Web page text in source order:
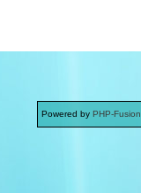
Powered by PHP-Fusion